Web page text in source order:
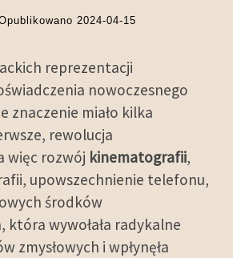
2024-04-15
reprezentacji
nowoczesnego
znaczenie miało kilka
rewolucja
więc rozwój kinematografii,
upowszechnienie telefonu,
środków
która wywołała radykalne
zmysłowych i wpłynęła